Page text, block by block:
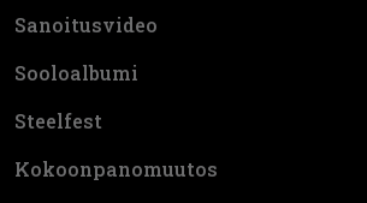
Sanoitusvideo
Sooloalbumi
Steelfest
Kokoonpanomuutos